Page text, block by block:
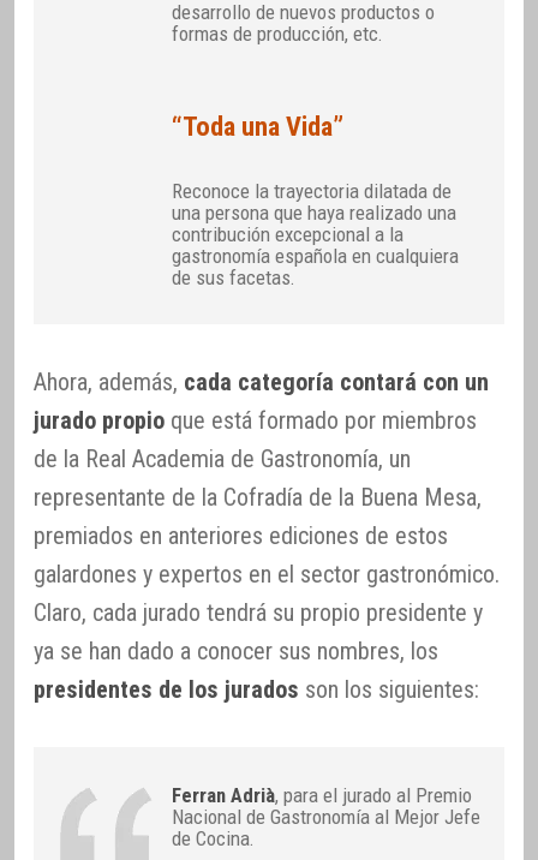
desarrollo de nuevos productos o
formas de producción, etc.
“Toda una Vida”
Reconoce la trayectoria dilatada de
una persona que haya realizado una
contribución excepcional a la
gastronomía española en cualquiera
de sus facetas.
Ahora, además, cada categoría contará con un
jurado propio que está formado por miembros
de la Real Academia de Gastronomía, un
representante de la Cofradía de la Buena Mesa,
premiados en anteriores ediciones de estos
galardones y expertos en el sector gastronómico.
Claro, cada jurado tendrá su propio presidente y
ya se han dado a conocer sus nombres, los
presidentes de los jurados son los siguientes:
Ferran Adrià, para el jurado al Premio
Nacional de Gastronomía al Mejor Jefe
de Cocina.